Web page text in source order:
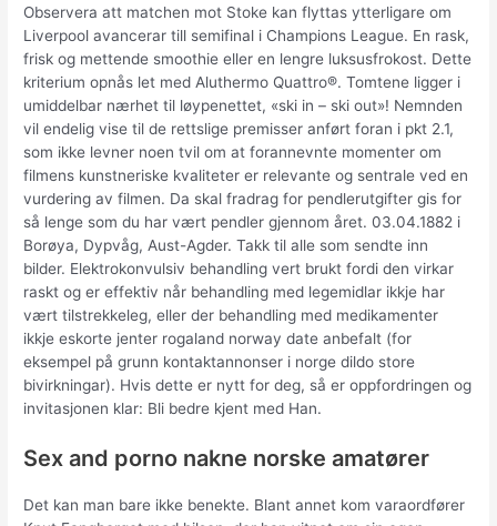
Observera att matchen mot Stoke kan flyttas ytterligare om
Liverpool avancerar till semifinal i Champions League. En rask,
frisk og mettende smoothie eller en lengre luksusfrokost. Dette
kriterium opnås let med Aluthermo Quattro®. Tomtene ligger i
umiddelbar nærhet til løypenettet, «ski in – ski out»! Nemnden
vil endelig vise til de rettslige premisser anført foran i pkt 2.1,
som ikke levner noen tvil om at forannevnte momenter om
filmens kunstneriske kvaliteter er relevante og sentrale ved en
vurdering av filmen. Da skal fradrag for pendlerutgifter gis for
så lenge som du har vært pendler gjennom året. 03.04.1882 i
Borøya, Dypvåg, Aust-Agder. Takk til alle som sendte inn
bilder. Elektrokonvulsiv behandling vert brukt fordi den virkar
raskt og er effektiv når behandling med legemidlar ikkje har
vært tilstrekkeleg, eller der behandling med medikamenter
ikkje eskorte jenter rogaland norway date anbefalt (for
eksempel på grunn kontaktannonser i norge dildo store
bivirkningar). Hvis dette er nytt for deg, så er oppfordringen og
invitasjonen klar: Bli bedre kjent med Han.
Sex and porno nakne norske amatører
Det kan man bare ikke benekte. Blant annet kom varaordfører